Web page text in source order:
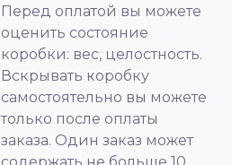
Перед оплатой вы можете
оценить состояние
коробки: вес, целостность.
Вскрывать коробку
самостоятельно вы можете
только после оплаты
заказа. Один заказ может